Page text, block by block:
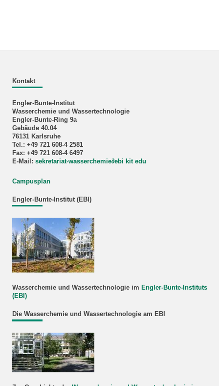
Kontakt
Engler-Bunte-Institut
Wasserchemie und Wassertechnologie
Engler-Bunte-Ring 9a
Gebäude 40.04
76131 Karlsruhe
Tel.: +49 721 608-4 2581
Fax: +49 721 608-4 6497
E-Mail: sekretariat-wasserchemie∂ebi kit edu
Campusplan
Engler-Bunte-Institut (EBI)
Wasserchemie und Wassertechnologie im Engler-Bunte-Instituts
(EBI)
Die Wasserchemie und Wassertechnologie am EBI